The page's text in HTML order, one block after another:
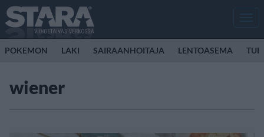
POKEMON LAKI SAIRAANHOITAJA LENTOASEMA
wiener